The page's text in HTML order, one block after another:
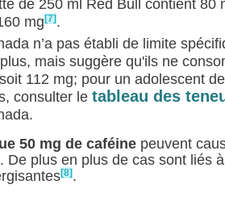
de 250 ml Red Bull contient 80
mg[7].
n’a pas établi de limite
mais suggère qu'ils ne
112 mg; pour un adolescent
consulter le tableau des
50 mg de caféine peuvent
De plus en plus de cas sont liés
[8] .